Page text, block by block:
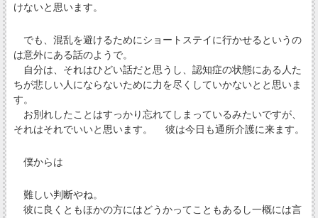
けないと思います。
でも、混乱を避けるためにショートステイに行かせるというの
は意外にある話のようで。
自分は、それはひどい話だと思うし、認知症の状態にある人た
ちが悲しい人にならないために力を尽くしていかないとと思いま
す。
お別れしたことはすっかり忘れてしまっているみたいですが、
それはそれでいいと思います。 彼は今日も通所介護に来ます。
僕からは
難しい判断やね。
彼に良くともほかの方にはどうかってこともあるし一概には言